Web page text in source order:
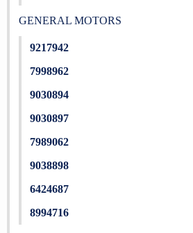
GENERAL MOTORS
9217942
7998962
9030894
9030897
7989062
9038898
6424687
8994716